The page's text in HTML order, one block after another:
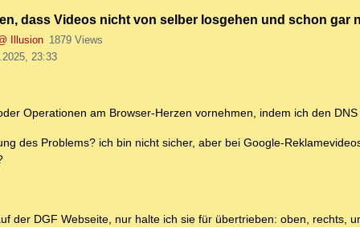
dass Videos nicht von selber losgehen und schon gar
Illusion 1879 Views
23:33
Operationen am Browser-Herzen vornehmen, indem ich den
des Problems? ich bin nicht sicher, aber bei Google-
der DGF Webseite, nur halte ich sie für übertrieben: oben, rechts,